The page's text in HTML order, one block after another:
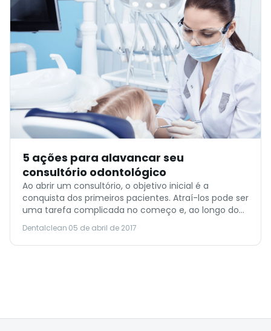
5 ações para alavancar seu
consultório odontológico
Ao abrir um consultório, o objetivo inicial é a
conquista dos primeiros pacientes. Atraí-los pode ser
uma tarefa complicada no começo e, ao longo do
essa dificuldade. Para contornar a situação, alguns
dentistas passam a atender por convênios.
Dentalclean·05 de abril de 2017